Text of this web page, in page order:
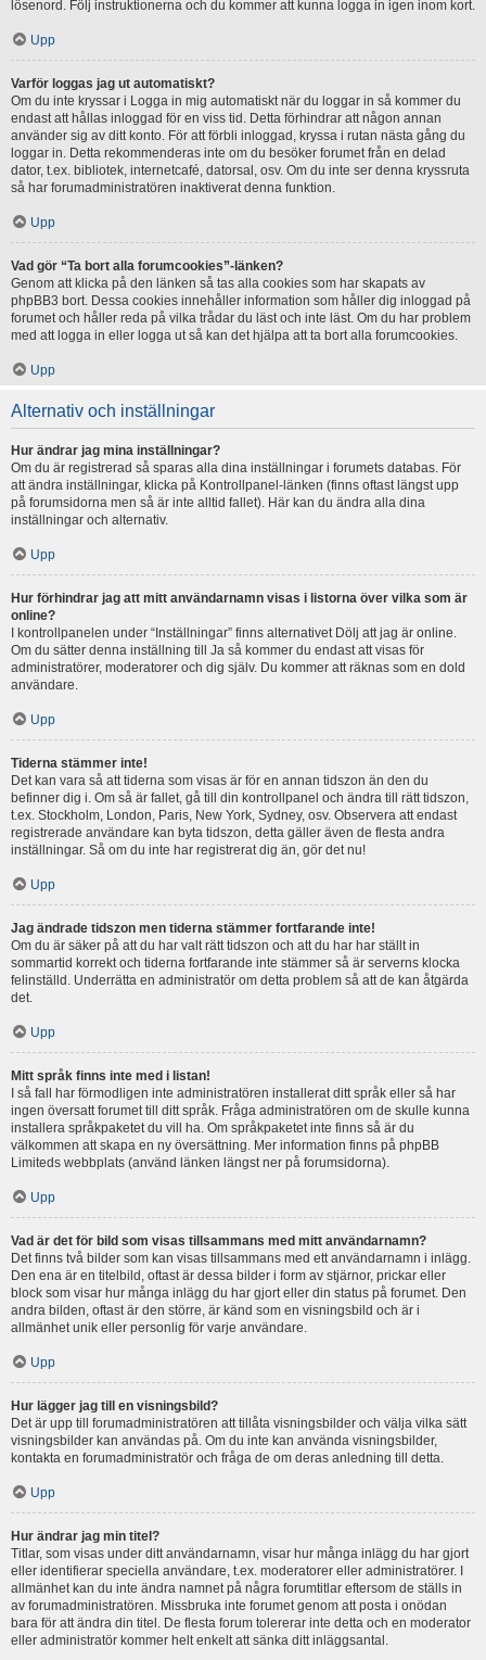
lösenord. Följ instruktionerna och du kommer att kunna logga in igen inom kort.
Upp
Varför loggas jag ut automatiskt?
Om du inte kryssar i Logga in mig automatiskt när du loggar in så kommer du
endast att hållas inloggad för en viss tid. Detta förhindrar att någon annan
använder sig av ditt konto. För att förbli inloggad, kryssa i rutan nästa gång du
loggar in. Detta rekommenderas inte om du besöker forumet från en delad
dator, t.ex. bibliotek, internetcafé, datorsal, osv. Om du inte ser denna kryssruta
så har forumadministratören inaktiverat denna funktion.
Upp
Vad gör “Ta bort alla forumcookies”-länken?
Genom att klicka på den länken så tas alla cookies som har skapats av
phpBB3 bort. Dessa cookies innehåller information som håller dig inloggad på
forumet och håller reda på vilka trådar du läst och inte läst. Om du har problem
med att logga in eller logga ut så kan det hjälpa att ta bort alla forumcookies.
Upp
Alternativ och inställningar
Hur ändrar jag mina inställningar?
Om du är registrerad så sparas alla dina inställningar i forumets databas. För
att ändra inställningar, klicka på Kontrollpanel-länken (finns oftast längst upp
på forumsidorna men så är inte alltid fallet). Här kan du ändra alla dina
inställningar och alternativ.
Upp
Hur förhindrar jag att mitt användarnamn visas i listorna över vilka som är
online?
I kontrollpanelen under “Inställningar” finns alternativet Dölj att jag är online.
Om du sätter denna inställning till Ja så kommer du endast att visas för
administratörer, moderatorer och dig själv. Du kommer att räknas som en dold
användare.
Upp
Tiderna stämmer inte!
Det kan vara så att tiderna som visas är för en annan tidszon än den du
befinner dig i. Om så är fallet, gå till din kontrollpanel och ändra till rätt tidszon,
t.ex. Stockholm, London, Paris, New York, Sydney, osv. Observera att endast
registrerade användare kan byta tidszon, detta gäller även de flesta andra
inställningar. Så om du inte har registrerat dig än, gör det nu!
Upp
Jag ändrade tidszon men tiderna stämmer fortfarande inte!
Om du är säker på att du har valt rätt tidszon och att du har har ställt in
sommartid korrekt och tiderna fortfarande inte stämmer så är serverns klocka
felinställd. Underrätta en administratör om detta problem så att de kan åtgärda
det.
Upp
Mitt språk finns inte med i listan!
I så fall har förmodligen inte administratören installerat ditt språk eller så har
ingen översatt forumet till ditt språk. Fråga administratören om de skulle kunna
installera språkpaketet du vill ha. Om språkpaketet inte finns så är du
välkommen att skapa en ny översättning. Mer information finns på phpBB
Limiteds webbplats (använd länken längst ner på forumsidorna).
Upp
Vad är det för bild som visas tillsammans med mitt användarnamn?
Det finns två bilder som kan visas tillsammans med ett användarnamn i inlägg.
Den ena är en titelbild, oftast är dessa bilder i form av stjärnor, prickar eller
block som visar hur många inlägg du har gjort eller din status på forumet. Den
andra bilden, oftast är den större, är känd som en visningsbild och är i
allmänhet unik eller personlig för varje användare.
Upp
Hur lägger jag till en visningsbild?
Det är upp till forumadministratören att tillåta visningsbilder och välja vilka sätt
visningsbilder kan användas på. Om du inte kan använda visningsbilder,
kontakta en forumadministratör och fråga de om deras anledning till detta.
Upp
Hur ändrar jag min titel?
Titlar, som visas under ditt användarnamn, visar hur många inlägg du har gjort
eller identifierar speciella användare, t.ex. moderatorer eller administratörer. I
allmänhet kan du inte ändra namnet på några forumtitlar eftersom de ställs in
av forumadministratören. Missbruka inte forumet genom att posta i onödan
bara för att ändra din titel. De flesta forum tolererar inte detta och en moderator
eller administratör kommer helt enkelt att sänka ditt inläggsantal.